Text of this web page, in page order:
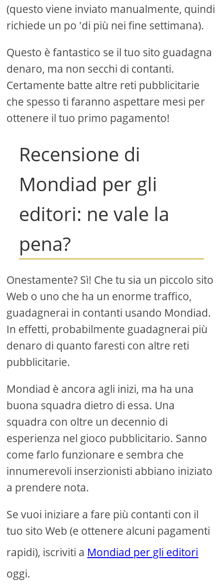
(questo viene inviato manualmente, quindi
richiede un po 'di più nei fine settimana).
Questo è fantastico se il tuo sito guadagna
denaro, ma non secchi di contanti.
Certamente batte altre reti pubblicitarie
che spesso ti faranno aspettare mesi per
ottenere il tuo primo pagamento!
Recensione di
Mondiad per gli
editori: ne vale la
pena?
Onestamente? Sì! Che tu sia un piccolo sito
Web o uno che ha un enorme traffico,
guadagnerai in contanti usando Mondiad.
In effetti, probabilmente guadagnerai più
denaro di quanto faresti con altre reti
pubblicitarie.
Mondiad è ancora agli inizi, ma ha una
buona squadra dietro di essa. Una
squadra con oltre un decennio di
esperienza nel gioco pubblicitario. Sanno
come farlo funzionare e sembra che
innumerevoli inserzionisti abbiano iniziato
a prendere nota.
Se vuoi iniziare a fare più contanti con il
tuo sito Web (e ottenere alcuni pagamenti
rapidi), iscriviti a Mondiad per gli editori
oggi.